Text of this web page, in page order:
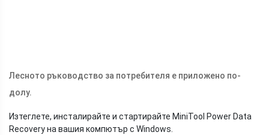
Лесното ръководство за потребителя е приложено по-
долу.
Изтеглете, инсталирайте и стартирайте MiniTool Power Data
Recovery на вашия компютър с Windows.